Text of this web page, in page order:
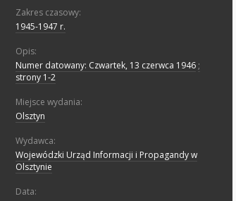
Zakres czasowy:
1945-1947 r.
Opis:
Numer datowany: Czwartek, 13 czerwca 1946 ;
strony 1-2
Miejsce wydania:
Olsztyn
Wydawca:
Wojewódzki Urząd Informacji i Propagandy w
Olsztynie
Data: